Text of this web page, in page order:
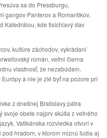
sa do Pressburgu,
gangov Panterov a Romantikov,
Katedrálou, kde tisíchlavý dav
kultúre záchodov, vykrádaní
román, veľmi čierna
vlastnosť, že nezabúdam.
a nie je zlé byť na pozore pri
z dnešnej Bratislavy pátra
svoje obete najprv skúša z vetného
Vatikánska rozviedka otvorí v
hradom, v ktorom miznú ľudia aj